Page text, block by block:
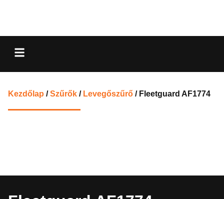
Kezdőlap /Szűrők / Levegőszűrő / Fleetguard AF1774